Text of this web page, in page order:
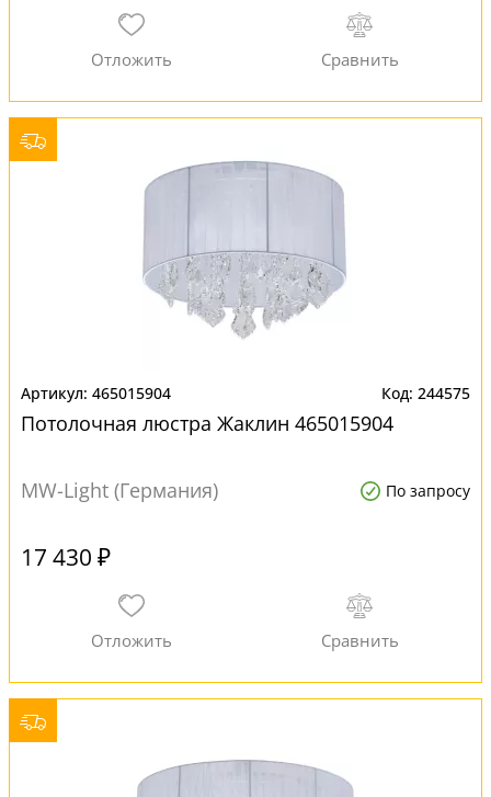
465015904 244575
Потолочная люстра Жаклин 465015904
MW-Light (Германия) По запросу
17 430 ₽